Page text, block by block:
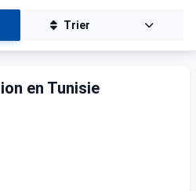
Trier
en Tunisie